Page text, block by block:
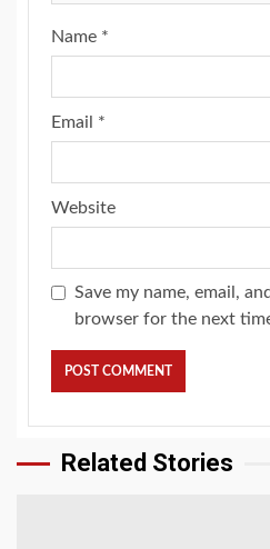
Name *
Email *
Website
Save my name, email,
browser for the next
Related Stories